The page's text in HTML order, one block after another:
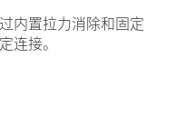
内置拉力消除和固定
连接。